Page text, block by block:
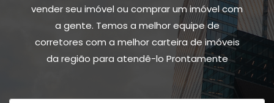
vender seu imóvel ou comprar um imóvel com
a gente. Temos a melhor equipe de
corretores com a melhor carteira de imóveis
da região para atendê-lo Prontamente